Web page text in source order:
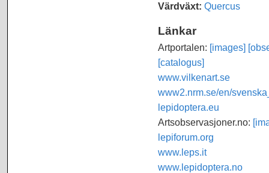
Värdväxt: Quercus
Länkar
Artportalen: [images]
[catalogus]
www.vilkenart.se
www2.nrm.se/en/
lepidoptera.eu
Artsobservasjoner.no:
lepiforum.org
www.leps.it
www.lepidoptera.no